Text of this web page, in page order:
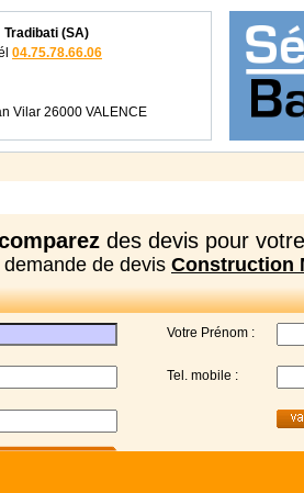
Tradibati (SA)
04.75.78.66.06
Vilar 26000 VALENCE
des devis pour
de devis Construction
Votre Prénom :
Tel. mobile :